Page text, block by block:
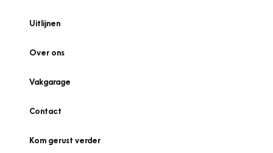
Uitlijnen
Over ons
Vakgarage
Contact
Kom gerust verder